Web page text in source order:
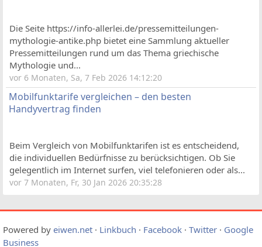
Die Seite https://info-allerlei.de/pressemitteilungen-
mythologie-antike.php bietet eine Sammlung aktueller
Pressemitteilungen rund um das Thema griechische
Mythologie und...
vor 6 Monaten, Sa, 7 Feb 2026 14:12:20
Mobilfunktarife vergleichen – den besten
Handyvertrag finden
Beim Vergleich von Mobilfunktarifen ist es entscheidend,
die individuellen Bedürfnisse zu berücksichtigen. Ob Sie
gelegentlich im Internet surfen, viel telefonieren oder als...
vor 7 Monaten, Fr, 30 Jan 2026 20:35:28
Powered by eiwen.net · Linkbuch · Facebook · Twitter · Google
Business